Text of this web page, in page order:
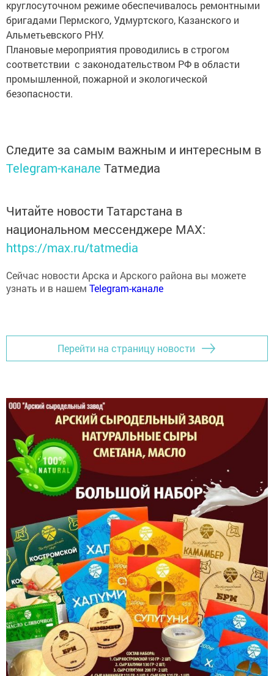
бригадами Пермского, Удмуртского, Казанского и
Альметьевского РНУ.
Плановые мероприятия проводились в строгом
соответствии с законодательством РФ в области
промышленной, пожарной и экологической
безопасности.
Telegram-каналеТатмедиа
национальном мессенджере MАХ:
https://max.ru/tatmedia
узнать и в нашемTelegram-канале
Перейти на страницу новости